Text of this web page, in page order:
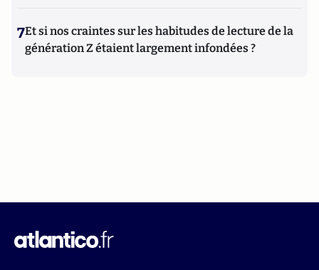
7Et si nos craintes sur les habitudes de lecture de la
génération Z étaient largement infondées ?